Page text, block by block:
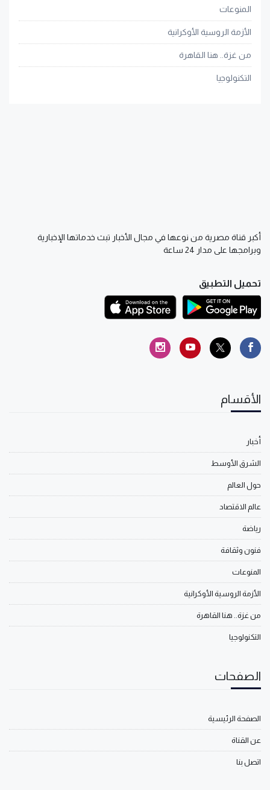
المنوعات
الأزمة الروسية الأوكرانية
من غزة.. هنا القاهرة
التكنولوجيا
أكبر قناة مصرية من نوعها في مجال الأخبار تبث خدماتها الإخبارية
وبرامجها على مدار 24 ساعة
تحميل التطبيق
الأقسام
أخبار
الشرق الأوسط
حول العالم
عالم الاقتصاد
رياضة
فنون وثقافة
المنوعات
الأزمة الروسية الأوكرانية
من غزة.. هنا القاهرة
التكنولوجيا
الصفحات
الصفحة الرئيسية
عن القناة
اتصل بنا